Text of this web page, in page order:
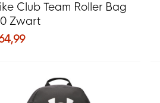
Club Team Roller Bag
Zwart